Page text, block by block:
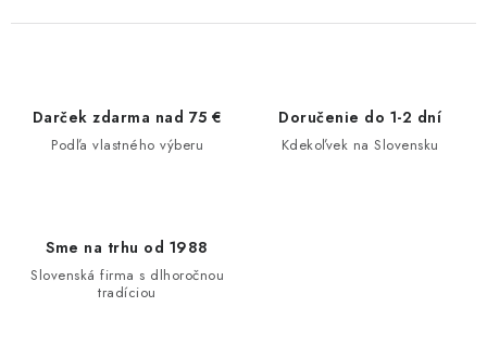
Darček zdarma nad 75 €
Podľa vlastného výberu
Doručenie do 1-2 dní
Kdekoľvek na Slovensku
Sme na trhu od 1988
Slovenská firma s dlhoročnou
tradíciou